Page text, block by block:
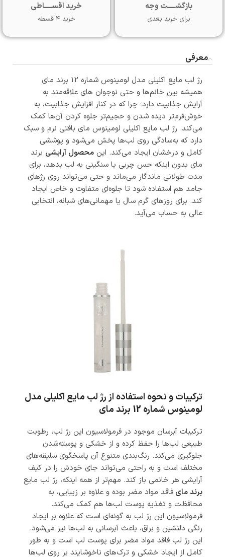
بازگشـــــت وجه
برای خرید بعدی
خرید اقســـــاطی
خرید 4 قسطه
معرفی
رژ لب مایع اکلیلی مدل لومینوس شماره 12 برند مای
همیشه بین خانم‌ها و حتی نوجوان های علاقه‌مند به
آرایش جذابیت دارد؛ چرا که در کنار افزایش جذابیت، به
خوش‌فرم‌تر دیده شدن و حجیم‌تر جلوه کردن آن‌ها کمک
می‌کند. رژ لب مایع اکلیلی لومینوس مای بافتی نرم و سبک
دارد که به‌سادگی روی لب‌ها پخش می‌شود و پوششی
کامل و درخشان ایجاد می‌کند. این محصول آرایشی برند
مای بدون اینکه حس چربی یا سنگینی به لب بدهد، برای
مدت طولانی ماندگار می‌ماند و حتی می‌تواند روی رژهای
جامد هم استفاده شود تا جلوه‌ای متفاوت و خاص ایجاد
کند. برای روزهای گرم سال یا مهمانی‌های شبانه، انتخابی
عالی به حساب می‌آید.
ترکیبات و نحوه استفاده از رژ لب مایع اکلیلی مدل
لومینوس شماره 12 برند مای
ترکیبات آبرسان موجود در فرمولاسیون این رژ لب، رطوبت
طبیعی لب‌ها را حفظ کرده و از خشکی و پوسته‌شدن
جلوگیری می‌کند. رنگ‌بندی متنوع آن پاسخگوی سلیقه‌های
مختلف است و به راحتی می‌تواند جای خودش را در کیف
آرایشی هر خانمی باز کند. مهم‌تر از همه اینکه، رژ لب مایع
برند مای فاقد مواد مضر بوده و علاوه بر زیبایی، به
محافظت و تغذیه پوست لب‌ها هم کمک می‌کند.
فرمولاسیون این رژ لب به گونه‌ای است که علاوه بر ایجاد
رنگی دلنشین و براق، باعث آبرسانی به لب‌ها نیز می‌شود.
این رژ لب فاقد مواد مضر برای پوست لب است و به طور
کامل از ایجاد خشکی و ترک‌های ناخوشایند بر روی لب‌ها